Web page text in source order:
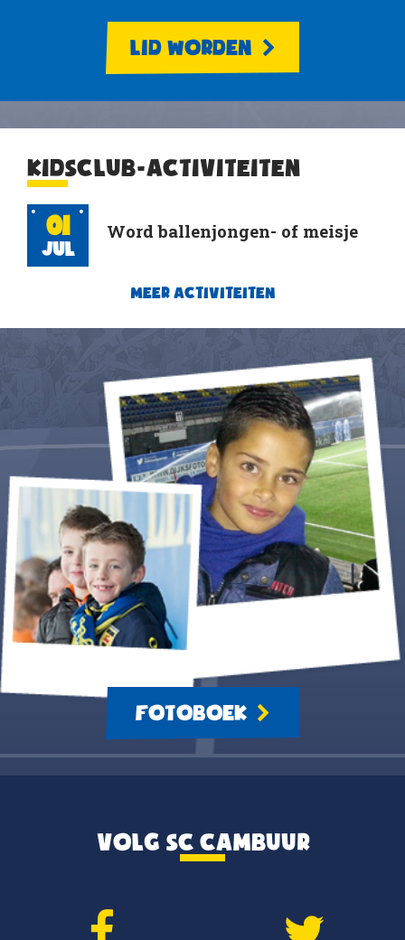
LID WORDEN
KIDSCLUB-ACTIVITEITEN
01
Jul
Word ballenjongen- of meisje
MEER ACTIVITEITEN
FOTOBOEK
VOLG SC CAMBUUR